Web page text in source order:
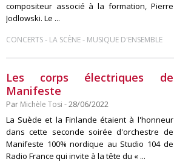
compositeur associé à la formation, Pierre
Jodlowski. Le ...
CONCERTS- LA SCÈNE- MUSIQUE D'ENSEMBLE
Les corps électriques de
Manifeste
Par Michèle Tosi - 28/06/2022
La Suède et la Finlande étaient à l'honneur
dans cette seconde soirée d'orchestre de
Manifeste 100% nordique au Studio 104 de
Radio France qui invite à la tête du « ...